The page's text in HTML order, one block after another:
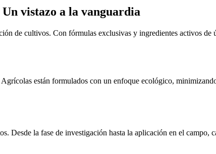
vistazo a la vanguardia
de cultivos. Con fórmulas exclusivas y ingredientes activos de
están formulados con un enfoque ecológico,
Desde la fase de investigación hasta la aplicación en el campo,